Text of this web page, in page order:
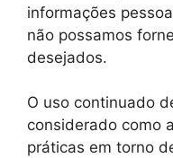
informações
não possamos
desejados.
O uso continuado
considerado como
práticas em torno